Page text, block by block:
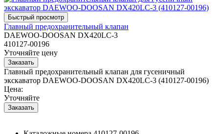
Главный предохранительный клапан
DAEWOO-DOOSAN DX420LC-3
410127-00196
Уточняйте цену
Главный предохранительный клапан для гусеничный
экскаватор DAEWOO-DOOSAN DX420LC-3 (410127-00196)
Цена:
Уточняйте